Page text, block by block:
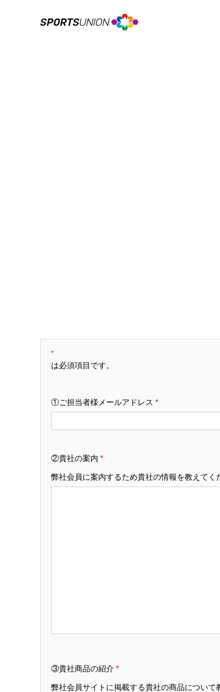
*
は必須項目です。
①ご担当者様メールアドレス *
②貴社の案内 *
弊社会員に案内するため貴社の情報を教えてく
③貴社商品の紹介 *
弊社会員サイトに掲載する貴社の商品について